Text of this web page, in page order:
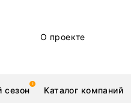
О проекте
сезон Каталог компаний